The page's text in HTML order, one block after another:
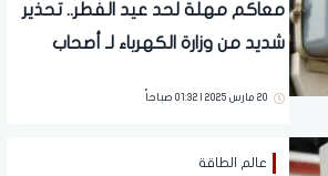
معاكم مهلة لحد عيد الفطر.. تحذير
شديد من وزارة الكهرباء لـ أصحاب
20 مارس 2025 | 01:32 صباحاً
عالم الطاقة